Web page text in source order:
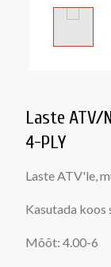
Laste ATV/
4-PLY
Laste ATV'le,
Kasutada koos
Mõõt: 4.00-6